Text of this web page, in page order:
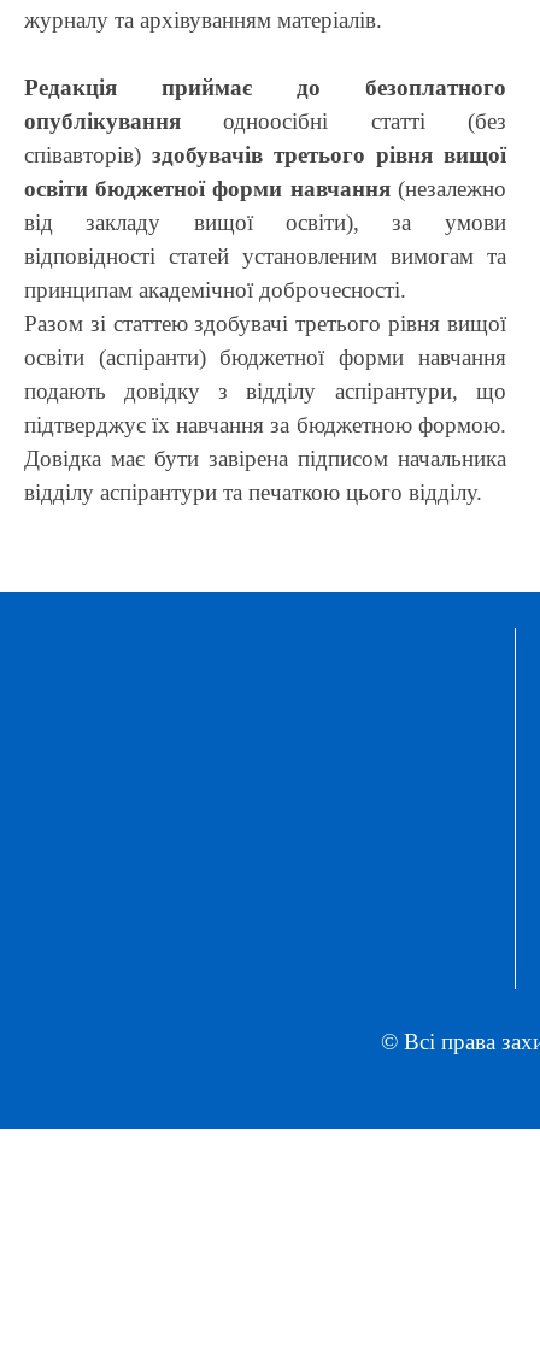
журналу та архівуванням матеріалів.
Редакція приймає до безоплатного
опублікування одноосібні статті (без
співавторів) здобувачів третього рівня вищої
освіти бюджетної форми навчання (незалежно
від закладу вищої освіти), за умови
відповідності статей установленим вимогам та
принципам академічної доброчесності.
Разом зі статтею здобувачі третього рівня вищої
освіти (аспіранти) бюджетної форми навчання
подають довідку з відділу аспірантури, що
підтверджує їх навчання за бюджетною формою.
Довідка має бути завірена підписом начальника
відділу аспірантури та печаткою цього відділу.
© Всі права